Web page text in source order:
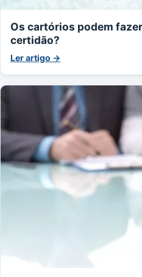
Os cartórios podem
certidão?
Ler artigo →